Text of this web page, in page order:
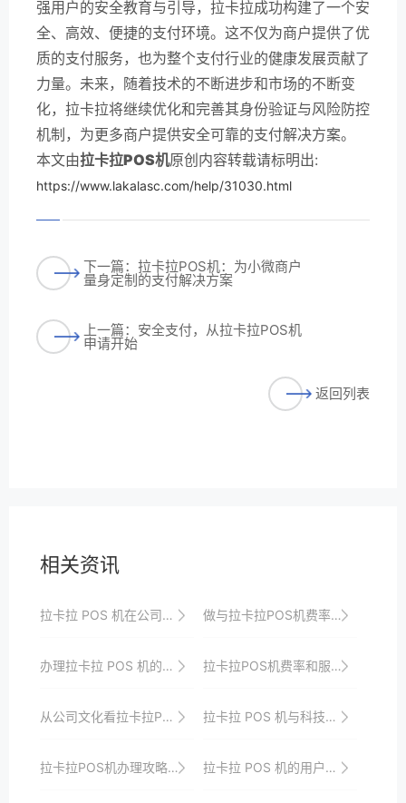
强用户的安全教育与引导，拉卡拉成功构建了一个安
全、高效、便捷的支付环境。这不仅为商户提供了优
质的支付服务，也为整个支付行业的健康发展贡献了
力量。未来，随着技术的不断进步和市场的不断变
化，拉卡拉将继续优化和完善其身份验证与风险防控
机制，为更多商户提供安全可靠的支付解决方案。
本文由拉卡拉POS机原创内容转载请标明出:
https://www.lakalasc.com/help/31030.html
下一篇：拉卡拉POS机：为小微商户
量身定制的支付解决方案
上一篇：安全支付，从拉卡拉POS机
申请开始
返回列表
相关资讯
拉卡拉 POS 机在公司收款中的优势 做与拉卡拉POS机费率相关的行业，必须熟悉的事项
办理拉卡拉 POS 机的高效方法与实践经验 拉卡拉POS机费率和服务：为什么成为行业标杆
从公司文化看拉卡拉POS机的服务质量与竞争力 拉卡拉 POS 机与科技企业合作，共同研发新型支付功能
拉卡拉POS机办理攻略：为你的支付提速 拉卡拉 POS 机的用户需求满足